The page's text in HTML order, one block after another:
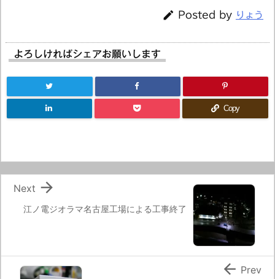
 Posted by りょう
よろしければシェアお願いします
Copy
江ノ電ジオラマ名古屋工場による工事終了

Next
 Prev